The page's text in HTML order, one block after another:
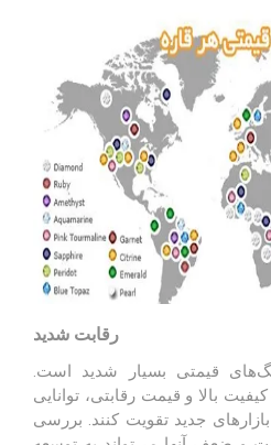
رقابت شدید
قیمتی بسیار شدید است.
بالا و قیمت رقابتی، توانایی
جدید تقویت کنند. بررسی